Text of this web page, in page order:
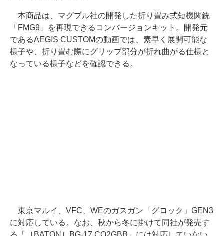
本商品は、マグプル社の開発した折り畳み式短機関銃
「FMG9」を再現できるコンバージョンキット。開発元
であるAEGIS CUSTOMの動画では、素早く展開可能な
様子や、折り畳む際にグリップ部分が折れ曲がる仕様と
なっている様子などを確認できる。
東京マルイ、VFC、WEのガスガン「グロック」GEN3
に対応している。なお、秋から冬に掛けて同社が発売す